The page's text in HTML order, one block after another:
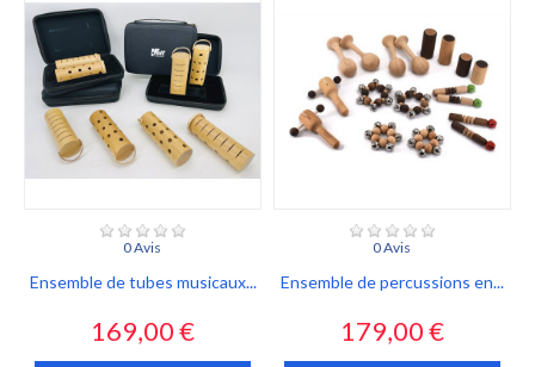
0 Avis
Ensemble de tubes musicaux...
Prix
169,00 €
0 Avis
Ensemble de percussions en...
Prix
179,00 €